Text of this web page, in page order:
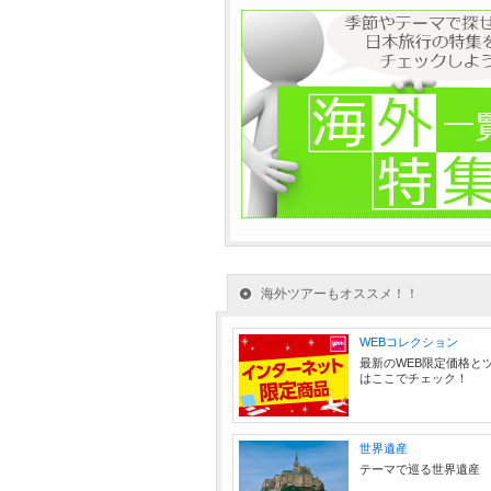
海外ツアーもオススメ！！
WEBコレクション
最新のWEB限定価格と
はここでチェック！
世界遺産
テーマで巡る世界遺産